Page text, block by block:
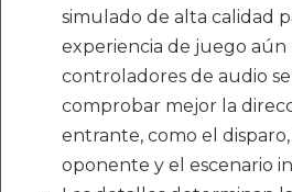
simulado de alta calidad
experiencia de juego aún
controladores de audio
comprobar mejor la
entrante, como el
oponente y el escenario